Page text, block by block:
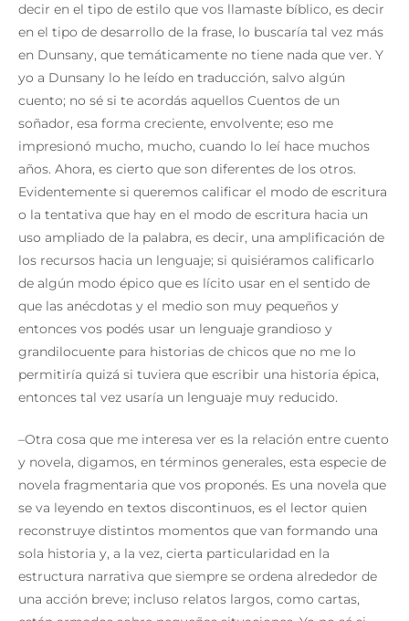
decir en el tipo de estilo que vos llamaste bíblico, es decir
en el tipo de desarrollo de la frase, lo buscaría tal vez más
en Dunsany, que temáticamente no tiene nada que ver. Y
yo a Dunsany lo he leído en traducción, salvo algún
cuento; no sé si te acordás aquellos Cuentos de un
soñador, esa forma creciente, envolvente; eso me
impresionó mucho, mucho, cuando lo leí hace muchos
años. Ahora, es cierto que son diferentes de los otros.
Evidentemente si queremos calificar el modo de escritura
o la tentativa que hay en el modo de escritura hacia un
uso ampliado de la palabra, es decir, una amplificación de
los recursos hacia un lenguaje; si quisiéramos calificarlo
de algún modo épico que es lícito usar en el sentido de
que las anécdotas y el medio son muy pequeños y
entonces vos podés usar un lenguaje grandioso y
grandilocuente para historias de chicos que no me lo
permitiría quizá si tuviera que escribir una historia épica,
entonces tal vez usaría un lenguaje muy reducido.
–Otra cosa que me interesa ver es la relación entre cuento
y novela, digamos, en términos generales, esta especie de
novela fragmentaria que vos proponés. Es una novela que
se va leyendo en textos discontinuos, es el lector quien
reconstruye distintos momentos que van formando una
sola historia y, a la vez, cierta particularidad en la
estructura narrativa que siempre se ordena alrededor de
una acción breve; incluso relatos largos, como cartas,